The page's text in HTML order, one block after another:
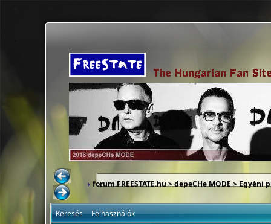
forum.FREESTATE.hu>depeCHe MODE>Egyéni
Keresés Felhasználók